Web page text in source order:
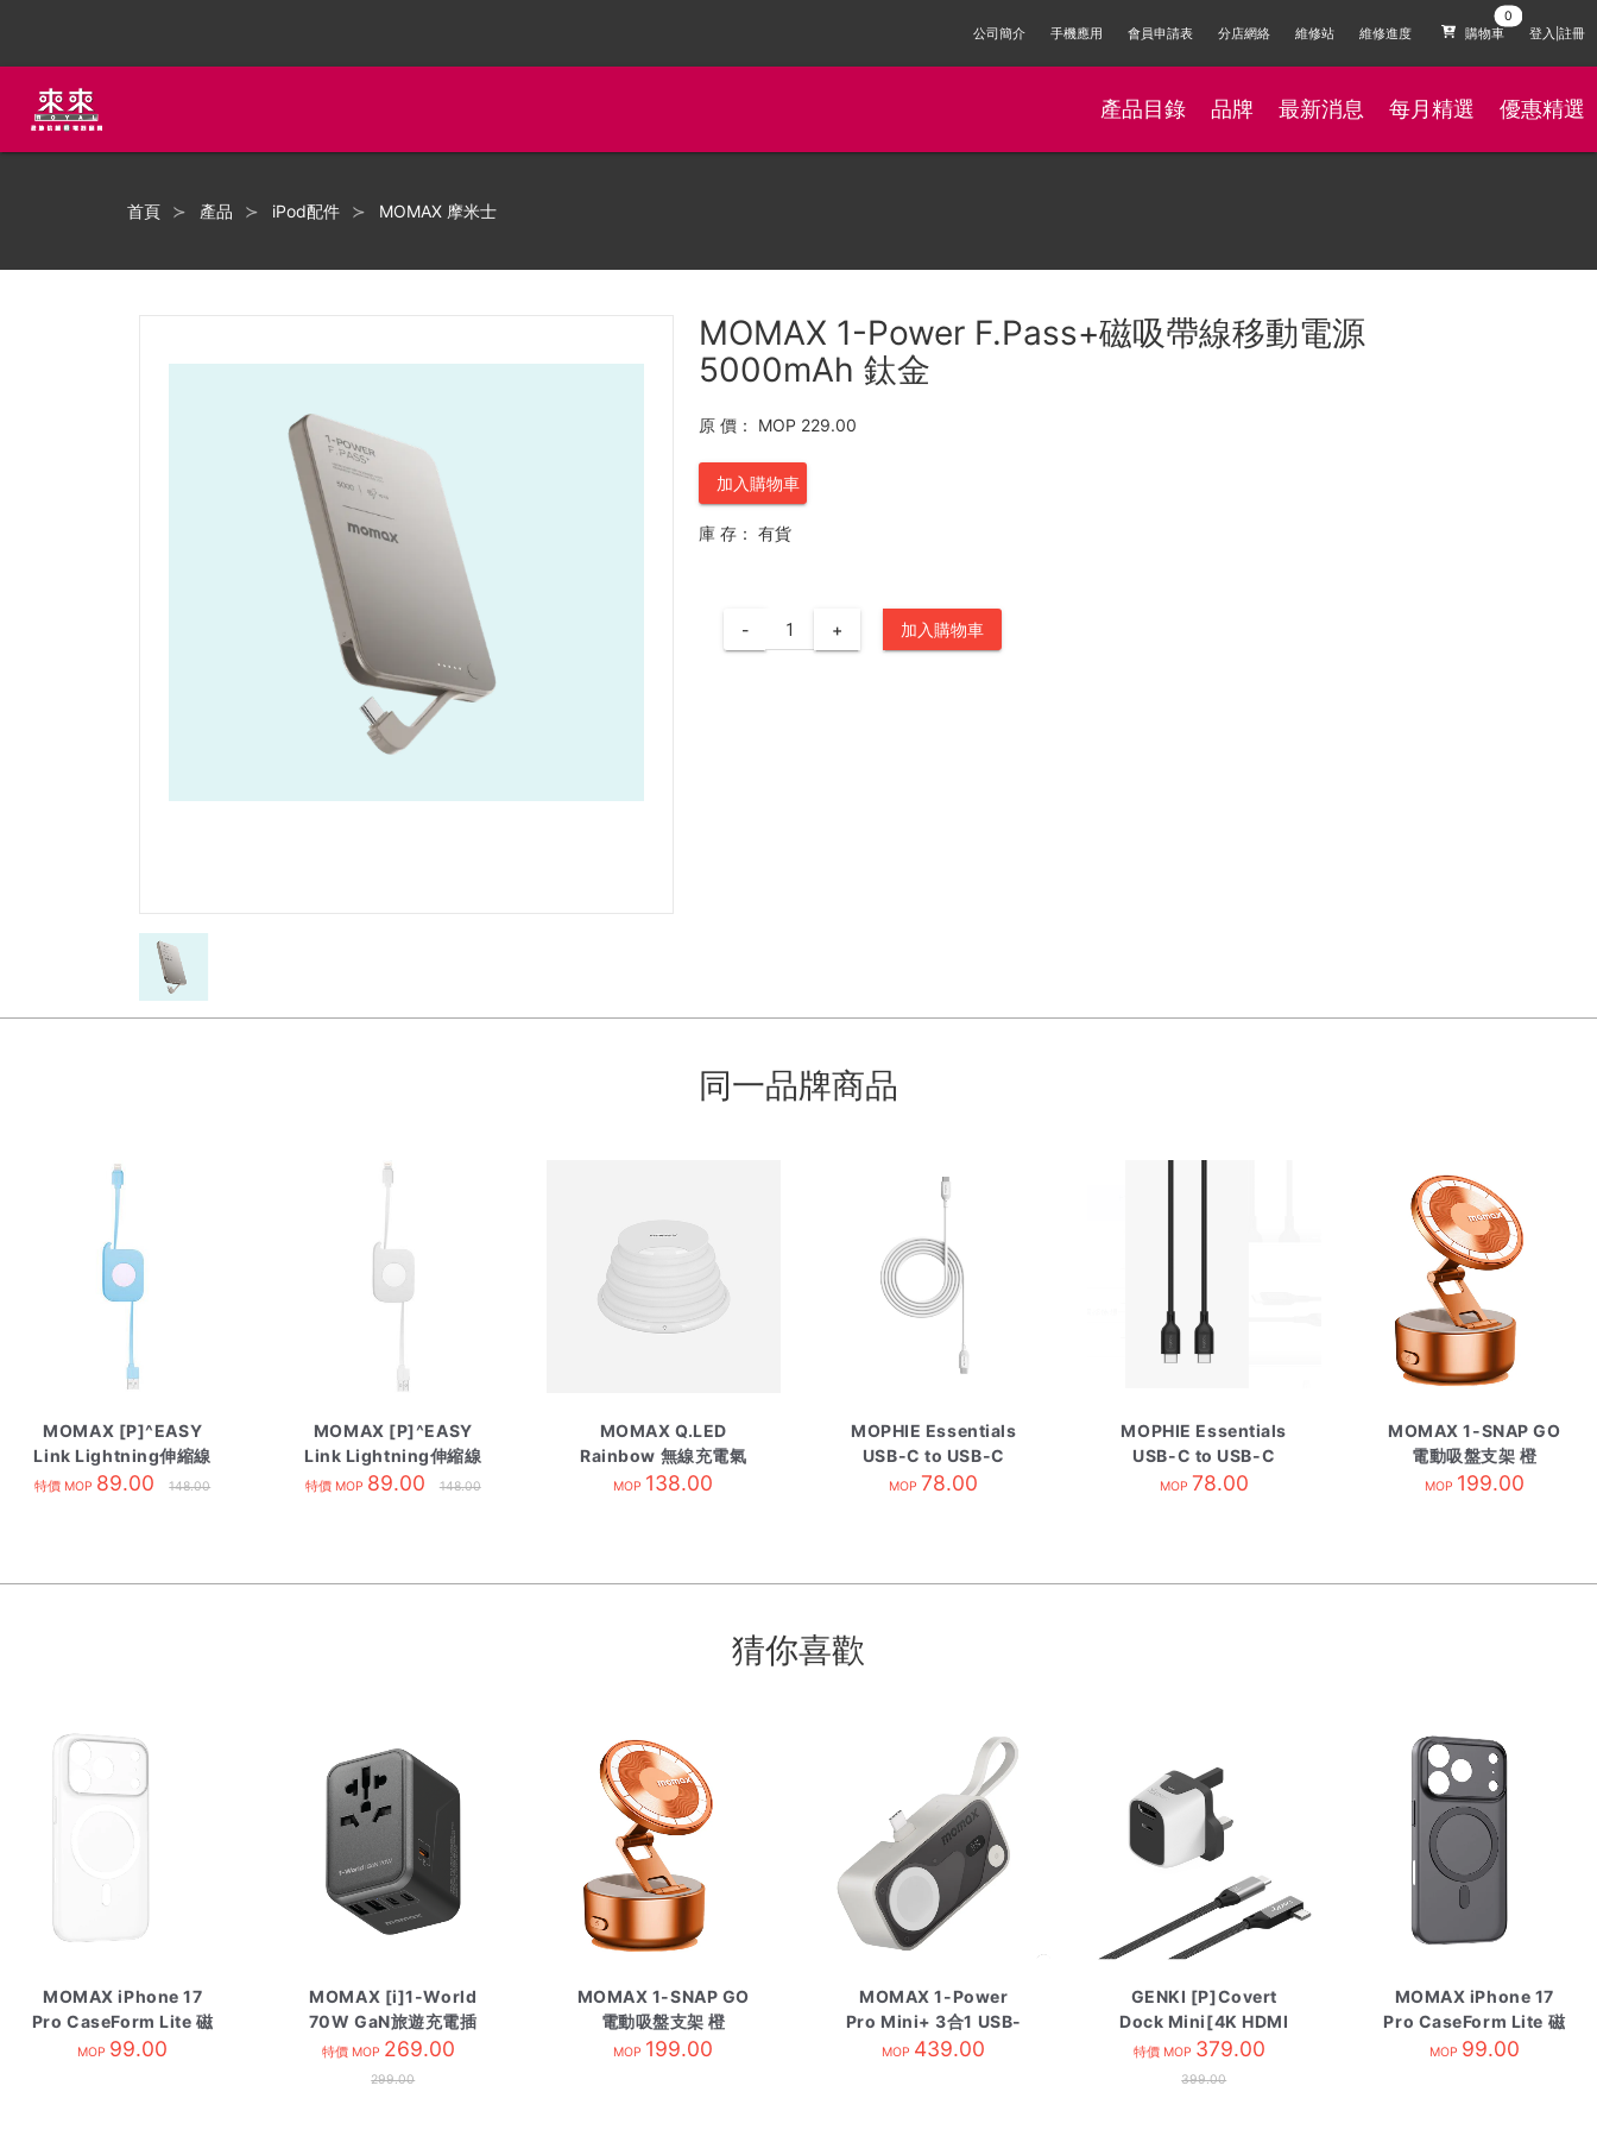
公司簡介 手機應用 會員申請表 分店網絡 維修站 維修進度 購物車 登入|註冊
產品目錄 品牌 最新消息 每月精選 優惠精選
首頁 產品 iPod配件 MOMAX 摩米士
MOMAX 1-Power F.Pass+磁吸帶線移動電源
5000mAh 鈦金
原 價： MOP 229.00
加入購物車
庫 存： 有貨
- + 加入購物車
同一品牌商品
MOMAX [P]^EASY
Link Lightning伸縮線
80cm 藍
特價 MOP 89.00 148.00
MOMAX [P]^EASY
Link Lightning伸縮線
80cm 白
特價 MOP 89.00 148.00
MOMAX Q.LED
Rainbow 無線充電氣
氛燈
MOP 138.00
MOPHIE Essentials
USB-C to USB-C
60W 數據線 2米 白色
MOP 78.00
MOPHIE Essentials
USB-C to USB-C
60W 數據線 2米 黑色
MOP 78.00
MOMAX 1-SNAP GO
電動吸盤支架 橙
MOP 199.00
猜你喜歡
MOMAX iPhone 17
Pro CaseForm Lite 磁
吸保護殼 透明白
MOP 99.00
MOMAX [i]1-World
70W GaN旅遊充電插
座 黑
特價 MOP 269.00
299.00
MOMAX 1-SNAP GO
電動吸盤支架 橙
MOP 199.00
MOMAX 1-Power
Pro Mini+ 3合1 USB-
C及Watch 5000mAh
MOP 439.00
GENKI [P]Covert
Dock Mini[4K HDMI
TV Docking & Type-
C Charging]
特價 MOP 379.00
399.00
MOMAX iPhone 17
Pro CaseForm Lite 磁
吸保護殼 透明黑
MOP 99.00